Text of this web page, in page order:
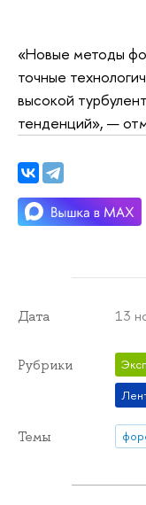
«Новые методы
точные
высокой
тенденций», —
Дата 13
Рубрики
Темы